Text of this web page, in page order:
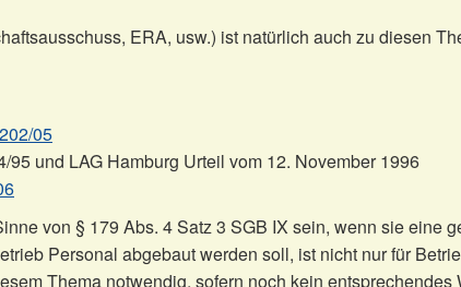
ERA, usw.) ist natürlich auch zu diesen
05
und LAG Hamburg Urteil vom 12. November 1996
von § 179 Abs. 4 Satz 3 SGB IX sein, wenn sie eine
Personal abgebaut werden soll, ist nicht nur für
Thema notwendig, sofern noch kein entsprechendes